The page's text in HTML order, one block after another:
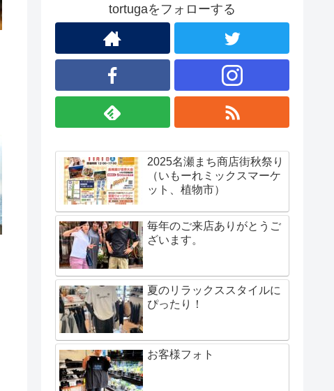
tortugaをフォローする
2025名瀬まち商店街秋祭り
（いもーれミックスマーケ
ット、植物市）
毎年のご来店ありがとうご
ざいます。
夏のリラックススタイルに
ぴったり！
お客様フォト